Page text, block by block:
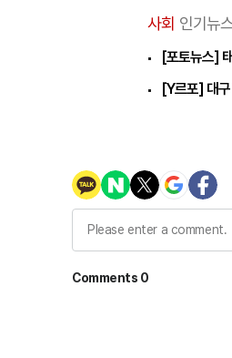
사회 인기뉴
[포토뉴스]
[Y르포] 대구